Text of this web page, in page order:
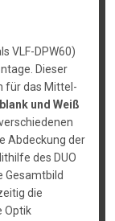
VLF-DPW60)
Dieser
für das Mittel-
und Weiß
Abdeckung der
des DUO
Gesamtbild
die
Optik